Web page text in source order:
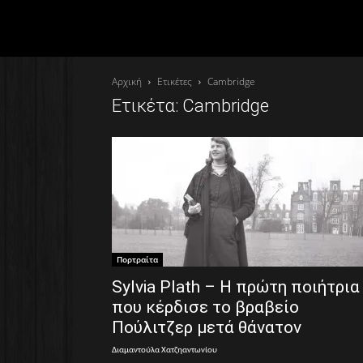
Αρχική Ετικέτες Cambridge
Ετικέτα: Cambridge
Πορτραίτα
Sylvia Plath – Η πρώτη ποιήτρια
που κέρδισε το βραβείο
Πούλιτζερ μετά θάνατον
Διαμαντούλα Χατζηαντωνίου